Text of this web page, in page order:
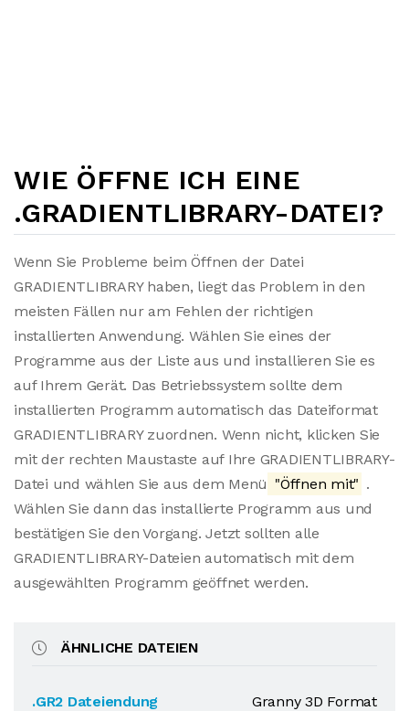
WIE ÖFFNE ICH EINE
.GRADIENTLIBRARY-DATEI?
Wenn Sie Probleme beim Öffnen der Datei
GRADIENTLIBRARY haben, liegt das Problem in den
meisten Fällen nur am Fehlen der richtigen
installierten Anwendung. Wählen Sie eines der
Programme aus der Liste aus und installieren Sie es
auf Ihrem Gerät. Das Betriebssystem sollte dem
installierten Programm automatisch das Dateiformat
GRADIENTLIBRARY zuordnen. Wenn nicht, klicken Sie
mit der rechten Maustaste auf Ihre GRADIENTLIBRARY-
Datei und wählen Sie aus dem Menü "Öffnen mit" .
Wählen Sie dann das installierte Programm aus und
bestätigen Sie den Vorgang. Jetzt sollten alle
GRADIENTLIBRARY-Dateien automatisch mit dem
ausgewählten Programm geöffnet werden.
ÄHNLICHE DATEIEN
.GR2 Dateiendung
Granny 3D Format